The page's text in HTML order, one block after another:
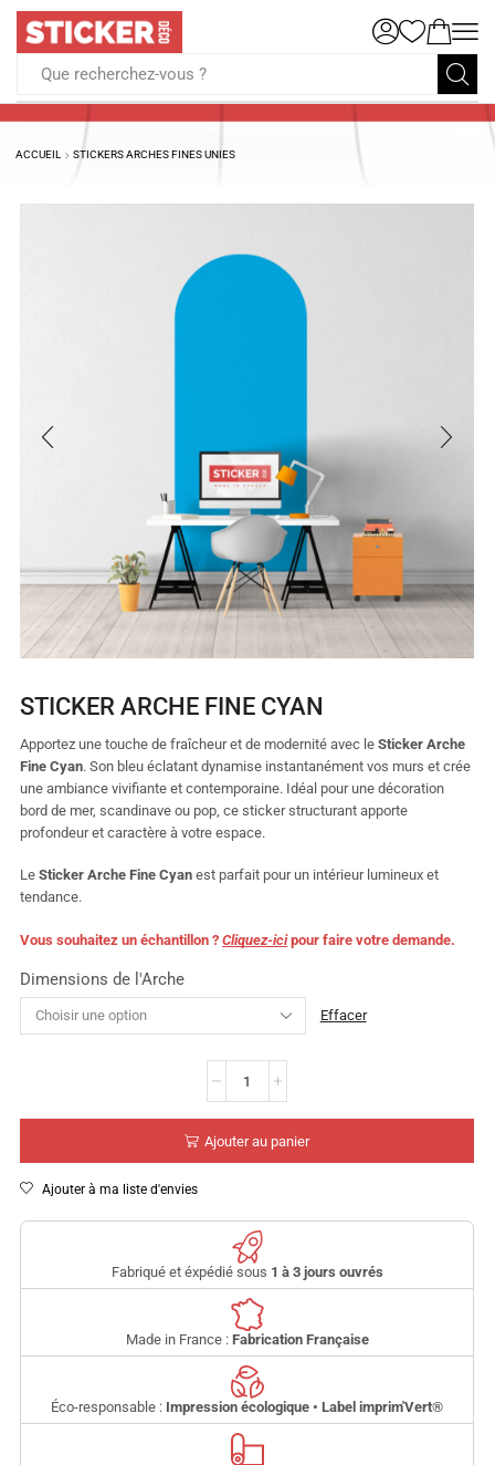
Que recherchez-vous ?
ACCUEIL STICKERS ARCHES FINES UNIES
STICKER ARCHE FINE CYAN
Apportez une touche de fraîcheur et de modernité avec le Sticker Arche
Fine Cyan. Son bleu éclatant dynamise instantanément vos murs et crée
une ambiance vivifiante et contemporaine. Idéal pour une décoration
bord de mer, scandinave ou pop, ce sticker structurant apporte
profondeur et caractère à votre espace.
Le Sticker Arche Fine Cyan est parfait pour un intérieur lumineux et
tendance.
Vous souhaitez un échantillon ? Cliquez-icipour faire votre demande.
Dimensions de l'Arche
Effacer
Ajouter au panier
Ajouter à ma liste d'envies
Fabriqué et éxpédié sous 1 à 3 jours ouvrés
Made in France : Fabrication Française
Éco-responsable : Impression écologique • Label imprim'Vert®